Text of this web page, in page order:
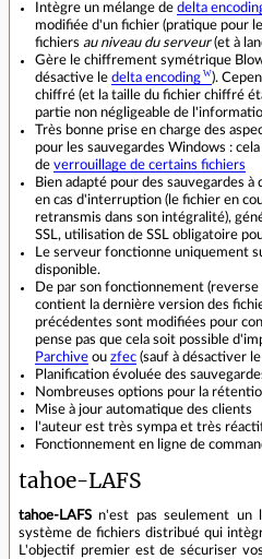
Intègre un mélange de delta
modifiée d'un fichier (pratique pour
fichiers au niveau du serveur(et à
Gère le chiffrement symétrique
désactive le delta encoding
).
chiffré (et la taille du fichier chiffré
partie non négligeable de
Très bonne prise en charge des
pour les sauvegardes Windows :
de verrouillage de certains fichiers
Bien adapté pour des sauvegardes
en cas d'interruption (le fichier en
retransmis dans son intégralité),
SSL, utilisation de SSL obligatoire
Le serveur fonctionne uniquement
disponible.
De par son fonctionnement
contient la dernière version des
précédentes sont modifiées pour
pense pas que cela soit possible
Parchive ou zfec (sauf à désactiver
Planification évoluée des
Nombreuses options pour la
Mise à jour automatique des clients
l'auteur est très sympa et très
Fonctionnement en ligne de
tahoe-LAFS
tahoe-LAFS n'est pas seulement un
système de fichiers distribué qui
L'objectif premier est de sécuriser